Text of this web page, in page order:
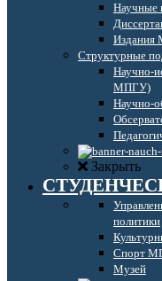
Научные
Структурные
Научно-
МПГУ)
Научно-
Закрыть
политики
Спорт
Музей